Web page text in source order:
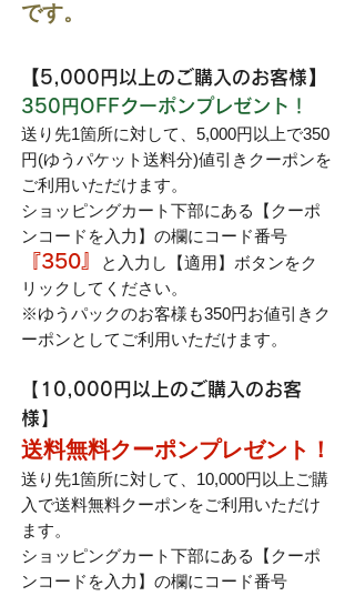
です。
【5,000円以上のご購入のお客様 】
350円OFFクーポンプレゼント！
送り先1箇所に対して、5,000円以上で350
円(ゆうパケット送料分)値引きクーポンを
ご利用いただけます。
ショッピングカート下部にある【クーポ
ンコードを入力】の欄にコード番号
『350』
と入力し【適用】ボタンをク
リックしてください。
※ゆうパックのお客様も350円お値引きク
ーポンとしてご利用いただけます。
【 10,000円以上のご購入のお客
様 】
送料無料クーポンプレゼント！
送り先1箇所に対して、10,000円以上ご購
入で送料無料クーポンをご利用いただけ
ます。
ショッピングカート下部にある【クーポ
ンコードを入力】の欄にコード番号